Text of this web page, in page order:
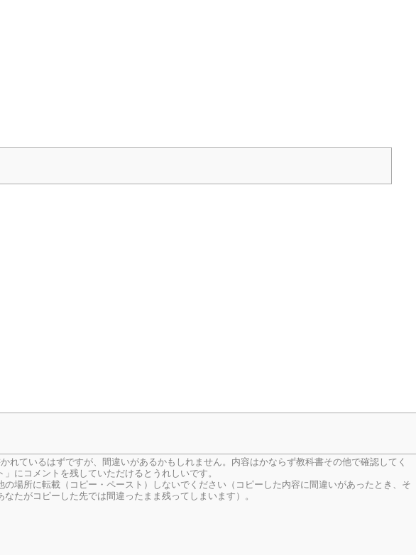
ているはずですが、間違いがあるかもしれません。内容はかならず教科書その他で確認してく
にコメントを残していただけるとうれしいです。
場所に転載（コピー・ペースト）しないでください（コピーした内容に間違いがあったとき、そ
たがコピーした先では間違ったまま残ってしまいます）。